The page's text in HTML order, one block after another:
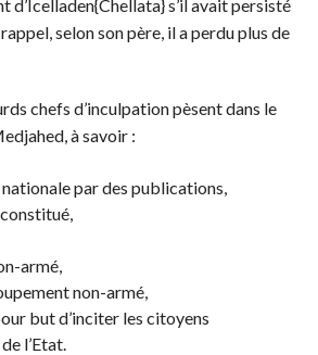
d’Icelladen{Chellata} s’il avait persisté
selon son père, il a perdu plus de
chefs d’inculpation pèsent dans le
à savoir :
par des publications,
armé,
non-armé,
but d’inciter les citoyens
l’Etat.